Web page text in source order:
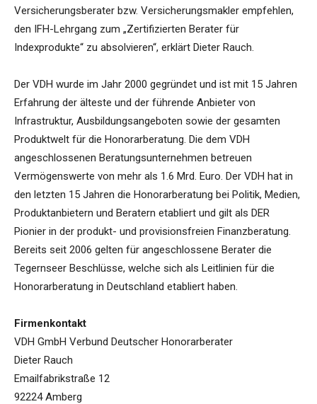
Versicherungsberater bzw. Versicherungsmakler empfehlen,
den IFH-Lehrgang zum „Zertifizierten Berater für
Indexprodukte“ zu absolvieren“, erklärt Dieter Rauch.
Der VDH wurde im Jahr 2000 gegründet und ist mit 15 Jahren
Erfahrung der älteste und der führende Anbieter von
Infrastruktur, Ausbildungsangeboten sowie der gesamten
Produktwelt für die Honorarberatung. Die dem VDH
angeschlossenen Beratungsunternehmen betreuen
Vermögenswerte von mehr als 1.6 Mrd. Euro. Der VDH hat in
den letzten 15 Jahren die Honorarberatung bei Politik, Medien,
Produktanbietern und Beratern etabliert und gilt als DER
Pionier in der produkt- und provisionsfreien Finanzberatung.
Bereits seit 2006 gelten für angeschlossene Berater die
Tegernseer Beschlüsse, welche sich als Leitlinien für die
Honorarberatung in Deutschland etabliert haben.
Firmenkontakt
VDH GmbH Verbund Deutscher Honorarberater
Dieter Rauch
Emailfabrikstraße 12
92224 Amberg